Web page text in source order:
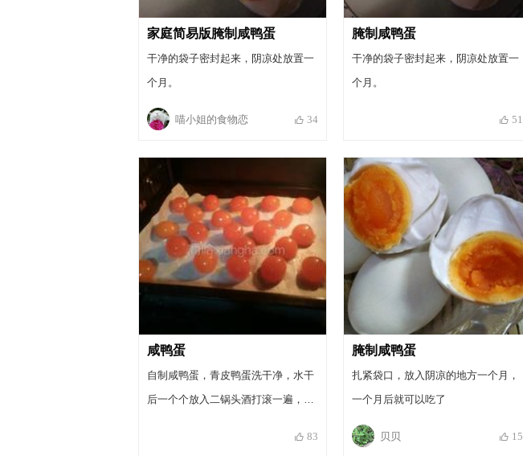
家庭简易版腌制咸鸭蛋
干净的袋子密封起来，阴凉处放置一
个月。
喵小姐的食物恋 34
腌制咸鸭蛋
干净的袋子密封起来，阴凉处放置一
个月。
51
咸鸭蛋
自制咸鸭蛋，青皮鸭蛋洗干净，水干
后一个个放入二锅头酒打滚一遍，放
83
腌制咸鸭蛋
扎紧袋口，放入阴凉的地方一个月，
一个月后就可以吃了
贝贝 15